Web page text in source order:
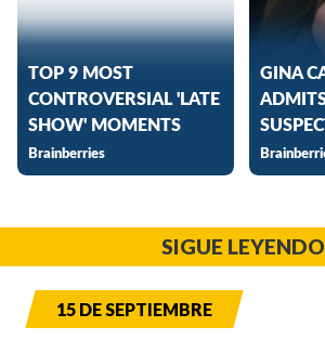
SIGUE LEYENDO
15 DE SEPTIEMBRE